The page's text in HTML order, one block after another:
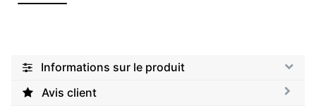
Informations sur le produit
Avis client